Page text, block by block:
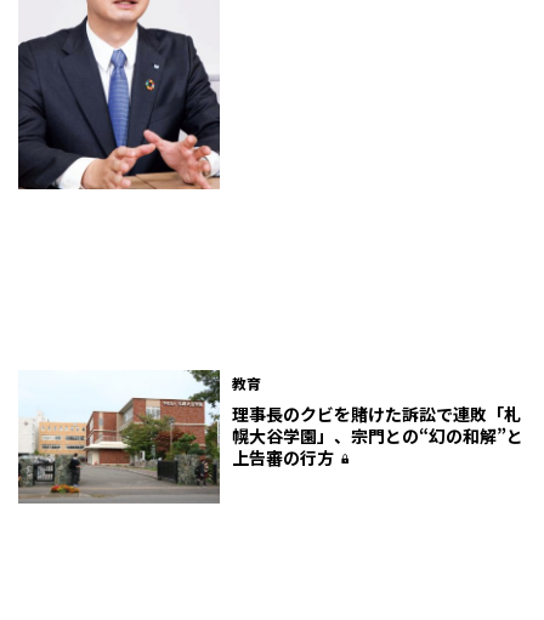
教育
理事長のクビを賭けた訴訟で連敗「札
幌大谷学園」、宗門との“幻の和解”と
上告審の行方